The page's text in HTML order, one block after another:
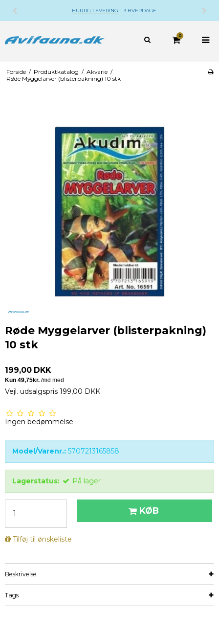
HURTIG LEVERING 1-3 HVERDAGE
0
Forside / Produktkatalog / Akvarie /
Røde Myggelarver (blisterpakning) 10 stk
Røde Myggelarver (blisterpakning)
10 stk
199,00 DKK
Vejl. udsalgspris 199,00 DKK
Ingen bedømmelse
Model/Varenr.: 5707213165858
Lagerstatus: På lager
KØB
Tilføj til ønskeliste
Beskrivelse
Tags